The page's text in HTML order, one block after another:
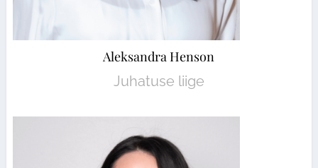
Aleksandra Henson
Juhatuse liige